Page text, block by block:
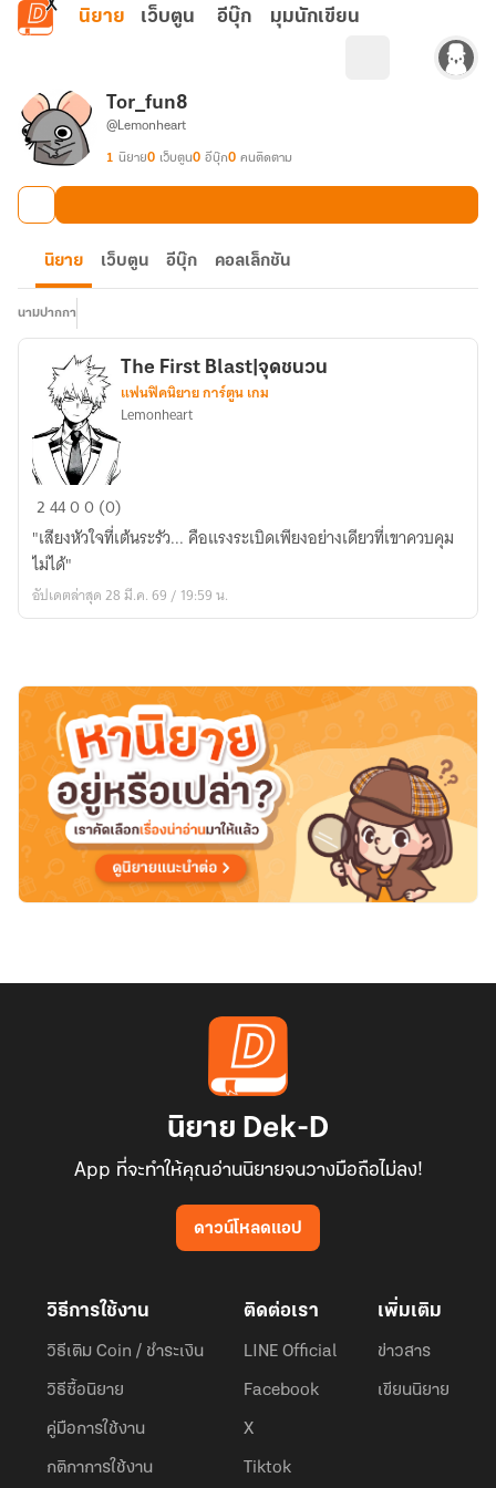
ข้ามไปยังเนื้อหาหลัก
นิยาย เว็บตูน อีบุ๊ก มุมนักเขียน
Tor_fun8
@Lemonheart
1 นิยาย0 เว็บตูน0 อีบุ๊ก0 คนติดตาม
นิยาย เว็บตูน อีบุ๊ก คอลเล็กชัน
นามปากกา
The
First
Blast|
จุด
ชนวน
The First Blast|จุดชนวน
แฟนฟิคนิยาย การ์ตูน เกม
Lemonheart
24400 (0)
"เสียงหัวใจที่เต้นระรัว... คือแรงระเบิดเพียงอย่างเดียวที่เขาควบคุม
ไม่ได้"
อัปเดตล่าสุด 28 มี.ค. 69 / 19:59 น.
นิยาย Dek-D
App ที่จะทำให้คุณอ่านนิยายจนวางมือถือไม่ลง!
ดาวน์โหลดแอป
วิธีการใช้งาน
วิธีเติม Coin / ชำระเงิน
วิธีซื้อนิยาย
คู่มือการใช้งาน
กติกาการใช้งาน
ติดต่อเรา
LINE Official
Facebook
X
Tiktok
เพิ่มเติม
ข่าวสาร
เขียนนิยาย